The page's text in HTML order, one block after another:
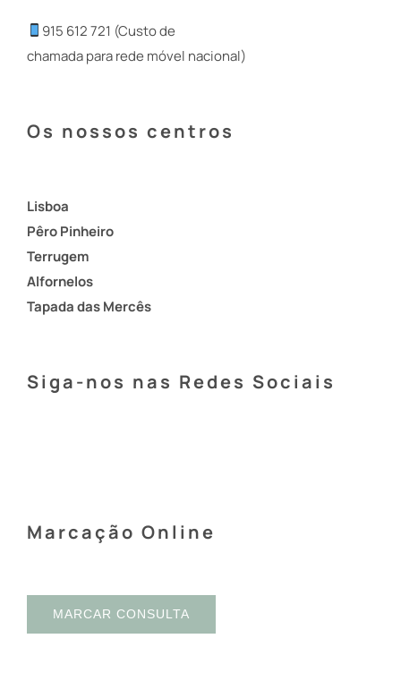
915 612 721 (Custo de
chamada para rede móvel nacional)
Os nossos centros
Lisboa
Pêro Pinheiro
Terrugem
Alfornelos
Tapada das Mercês
Siga-nos nas Redes Sociais
Marcação Online
MARCAR CONSULTA